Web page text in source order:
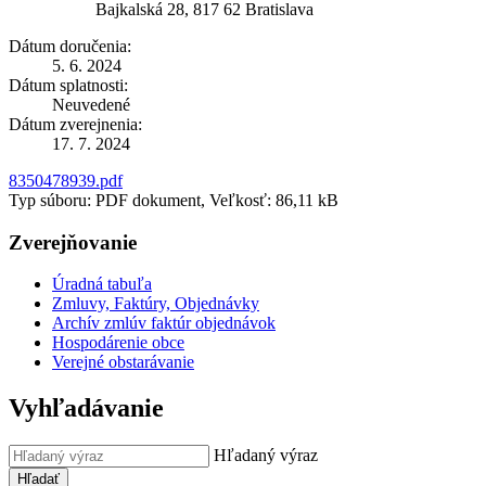
Bajkalská 28, 817 62 Bratislava
Dátum doručenia:
5. 6. 2024
Dátum splatnosti:
Neuvedené
Dátum zverejnenia:
17. 7. 2024
8350478939.pdf
Typ súboru: PDF dokument, Veľkosť: 86,11 kB
Zverejňovanie
Úradná tabuľa
Zmluvy, Faktúry, Objednávky
Archív zmlúv faktúr objednávok
Hospodárenie obce
Verejné obstarávanie
Vyhľadávanie
Hľadaný výraz
Hľadať